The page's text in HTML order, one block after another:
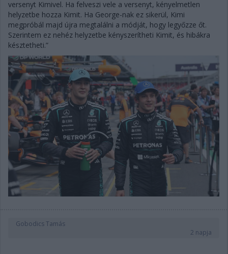
versenyt Kimivel. Ha felveszi vele a versenyt, kényelmetlen
helyzetbe hozza Kimit. Ha George-nak ez sikerül, Kimi
megpróbál majd újra megtalálni a módját, hogy legyőzze őt.
Szerintem ez nehéz helyzetbe kényszerítheti Kimit, és hibákra
késztetheti.”
Gobodics Tamás
2 napja